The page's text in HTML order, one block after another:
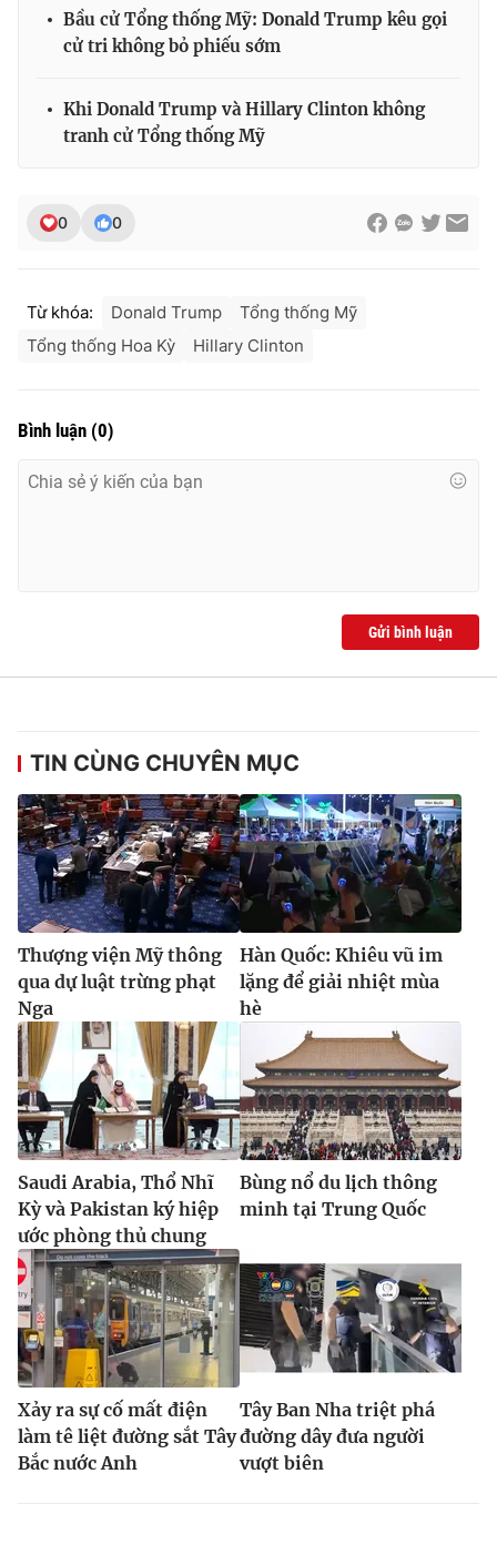
THỜI BÁO VTV
Theo dõi báo trên
Cơ quan báo chí:Thời báo VTV
Giấy phép hoạt động báo in và báo điện tử số 483/GP-BTTTT
cấp ngày 29/12/2023
Phó Tổng Biên tập:
Nguyễn Trọng Ninh
Tổng đài VTV:024.38 355 931 - 024.38 355 932
® Cấm sao chép dưới mọi hình thức nếu không có sự chấp
thuận bằng văn bản. Ghi rõ nguồn VTV.vn khi phát hành lại
thông tin từ website này.
Bầu cử Tổng thống Mỹ: Donald Trump kêu gọi
cử tri không bỏ phiếu sớm
Khi Donald Trump và Hillary Clinton không
tranh cử Tổng thống Mỹ
0 0
Từ khóa: Donald Trump
Tổng thống Mỹ
Tổng thống Hoa Kỳ
Hillary Clinton
Bình luận (0)
Gửi bình luận
TIN CÙNG CHUYÊN MỤC
Thượng viện Mỹ thông
qua dự luật trừng phạt
Nga
Hàn Quốc: Khiêu vũ im
lặng để giải nhiệt mùa
hè
Saudi Arabia, Thổ Nhĩ
Kỳ và Pakistan ký hiệp
ước phòng thủ chung
Bùng nổ du lịch thông
minh tại Trung Quốc
Xảy ra sự cố mất điện
làm tê liệt đường sắt Tây
Bắc nước Anh
Tây Ban Nha triệt phá
đường dây đưa người
vượt biên